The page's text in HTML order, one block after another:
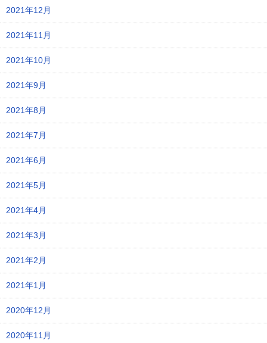
2021年12月
2021年11月
2021年10月
2021年9月
2021年8月
2021年7月
2021年6月
2021年5月
2021年4月
2021年3月
2021年2月
2021年1月
2020年12月
2020年11月